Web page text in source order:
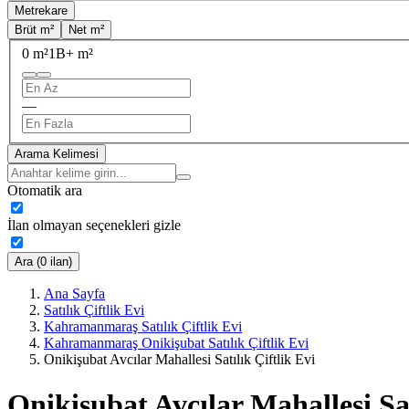
Metrekare
Brüt m²
Net m²
0 m²1B+ m²
—
Arama Kelimesi
Otomatik ara
İlan olmayan seçenekleri gizle
Ara (0 ilan)
Ana Sayfa
Satılık Çiftlik Evi
Kahramanmaraş Satılık Çiftlik Evi
Kahramanmaraş Onikişubat Satılık Çiftlik Evi
Onikişubat Avcılar Mahallesi Satılık Çiftlik Evi